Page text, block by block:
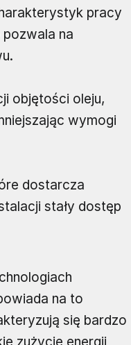
pracy
na
objętości oleju,
wymogi
dostarcza
stały dostęp
na to
się bardzo
zużycie energii